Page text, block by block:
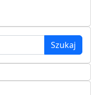
Szukaj